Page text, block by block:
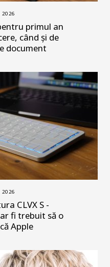
primul an
când și de
document
CLVX S -
fi trebuit să o
Apple